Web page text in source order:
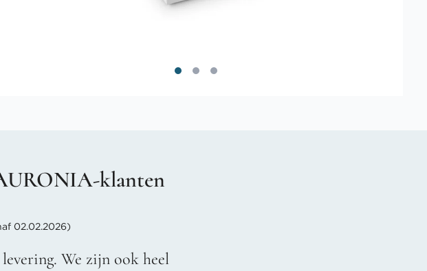
klanten
02.02.2026)
We zijn ook heel